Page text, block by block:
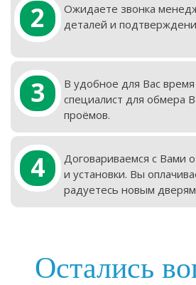
2
Ожидаете звонка
деталей и
3
В удобное для Вас
специалист для обмера
проёмов.
4
Договариваемся с Вами
и установки. Вы
радуетесь новым
Остались